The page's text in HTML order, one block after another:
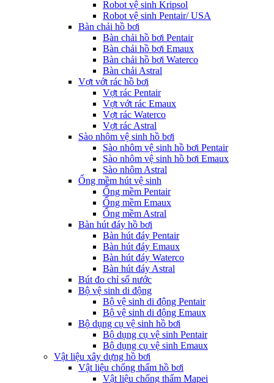
Robot vệ sinh Kripsol
Robot vệ sinh Pentair/ USA
Bàn chải hồ bơi
Bàn chải hồ bơi Pentair
Bàn chải hồ bơi Emaux
Bàn chải hồ bơi Waterco
Bàn chải Astral
Vợt vớt rác hồ bơi
Vợt rác Pentair
Vợt vớt rác Emaux
Vợt rác Waterco
Vợt rác Astral
Sào nhôm vệ sinh hồ bơi
Sào nhôm vệ sinh hồ bơi Pentair
Sào nhôm vệ sinh hồ bơi Emaux
Sào nhôm Astral
Ống mềm hút vệ sinh
Ống mềm Pentair
Ống mềm Emaux
Ống mềm Astral
Bàn hút đáy hồ bơi
Bàn hút đáy Pentair
Bàn hút đáy Emaux
Bàn hút đáy Waterco
Bàn hút đáy Astral
Bút đo chỉ số nước
Bộ vệ sinh di động
Bộ vệ sinh di động Pentair
Bộ vệ sinh di động Emaux
Bộ dụng cụ vệ sinh hồ bơi
Bộ dụng cụ vệ sinh Pentair
Bộ dụng cụ vệ sinh Emaux
Vật liệu xây dựng hồ bơi
Vật liệu chống thấm hồ bơi
Vật liệu chống thấm Mapei